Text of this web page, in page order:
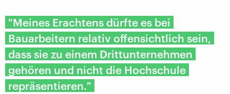
"Meines Erachtens dürfte es bei
Bauarbeitern relativ offensichtlich sein,
dass sie zu einem Drittunternehmen
gehören und nicht die Hochschule
repräsentieren."